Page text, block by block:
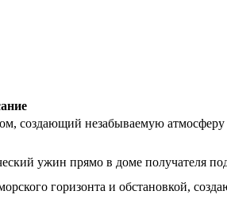
создающий незабываемую атмосферу
ужин прямо в доме получателя
горизонта и обстановкой,